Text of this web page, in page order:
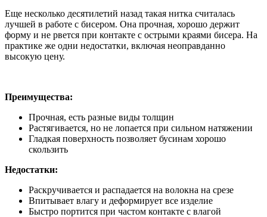
Еще несколько десятилетий назад такая нитка считалась
лучшей в работе с бисером. Она прочная, хорошо держит
форму и не рвется при контакте с острыми краями бисера. На
практике же одни недостатки, включая неоправданно
высокую цену.
Преимущества:
Прочная, есть разные виды толщин
Растягивается, но не лопается при сильном натяжении
Гладкая поверхность позволяет бусинам хорошо
скользить
Недостатки:
Раскручивается и распадается на волокна на срезе
Впитывает влагу и деформирует все изделие
Быстро портится при частом контакте с влагой